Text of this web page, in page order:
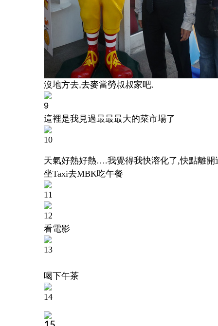
沒地方去,去麥當勞叔叔家吧.
這裡是我見過最最最大的菜市場了
天氣好熱好熱….我覺得我快溶化了,快點離開
坐Taxi去MBK吃午餐
看電影
喝下午茶